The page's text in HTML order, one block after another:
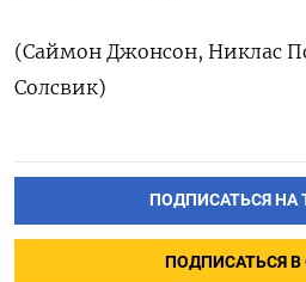
(Саймон Джонсон, Никлас
Солсвик)
ПОДПИСАТЬСЯ НА
ПОДПИСАТЬСЯ В